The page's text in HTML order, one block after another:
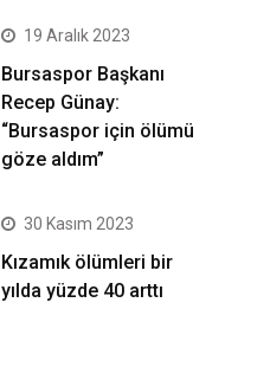
19 Aralık 2023
Bursaspor Başkanı
Recep Günay:
“Bursaspor için ölümü
göze aldım”
30 Kasım 2023
Kızamık ölümleri bir
yılda yüzde 40 arttı